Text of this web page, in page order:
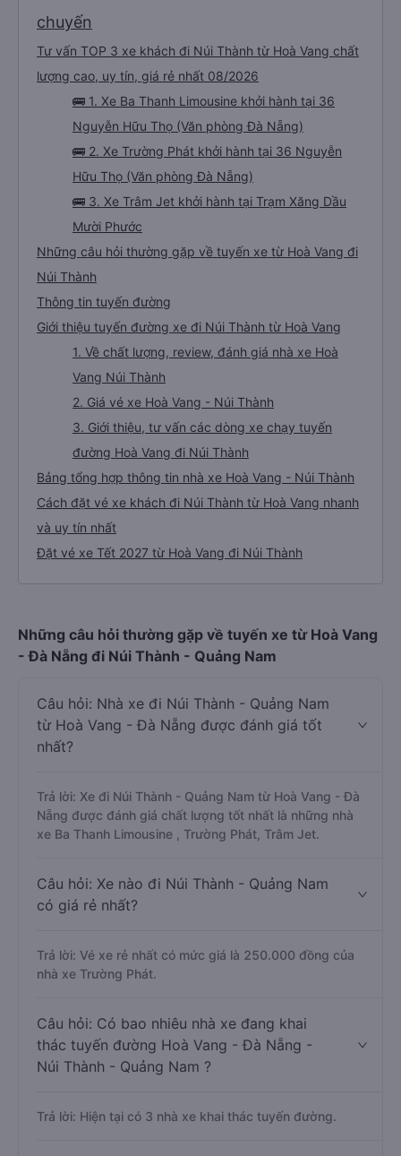
chuyến
Tư vấn TOP 3 xe khách đi Núi Thành từ Hoà Vang chất
lượng cao, uy tín, giá rẻ nhất 08/2026
🚌 1. Xe Ba Thanh Limousine khởi hành tại 36
Nguyễn Hữu Thọ (Văn phòng Đà Nẵng)
🚌 2. Xe Trường Phát khởi hành tại 36 Nguyễn
Hữu Thọ (Văn phòng Đà Nẵng)
🚌 3. Xe Trâm Jet khởi hành tại Trạm Xăng Dầu
Mười Phước
Những câu hỏi thường gặp về tuyến xe từ Hoà Vang đi
Núi Thành
Thông tin tuyến đường
Giới thiệu tuyến đường xe đi Núi Thành từ Hoà Vang
1. Về chất lượng, review, đánh giá nhà xe Hoà
Vang Núi Thành
2. Giá vé xe Hoà Vang - Núi Thành
3. Giới thiệu, tư vấn các dòng xe chạy tuyến
đường Hoà Vang đi Núi Thành
Bảng tổng hợp thông tin nhà xe Hoà Vang - Núi Thành
Cách đặt vé xe khách đi Núi Thành từ Hoà Vang nhanh
và uy tín nhất
Đặt vé xe Tết 2027 từ Hoà Vang đi Núi Thành
Những câu hỏi thường gặp về tuyến xe từ Hoà Vang
- Đà Nẵng đi Núi Thành - Quảng Nam
Câu hỏi: Nhà xe đi Núi Thành - Quảng Nam
từ Hoà Vang - Đà Nẵng được đánh giá tốt
nhất?
Trả lời: Xe đi Núi Thành - Quảng Nam từ Hoà Vang - Đà
Nẵng được đánh giá chất lượng tốt nhất là những nhà
xe Ba Thanh Limousine , Trường Phát, Trâm Jet.
Câu hỏi: Xe nào đi Núi Thành - Quảng Nam
có giá rẻ nhất?
Trả lời: Vé xe rẻ nhất có mức giá là 250.000 đồng của
nhà xe Trường Phát.
Câu hỏi: Có bao nhiêu nhà xe đang khai
thác tuyến đường Hoà Vang - Đà Nẵng -
Núi Thành - Quảng Nam ?
Trả lời: Hiện tại có 3 nhà xe khai thác tuyến đường.